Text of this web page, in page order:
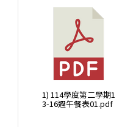
1) 114學度第二學期1
3-16週午餐表01.pdf